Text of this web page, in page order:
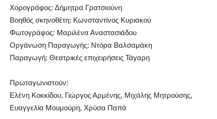
Χορογράφος: Δήμητρα Γρατσιούνη
Βοηθός σκηνοθέτη: Κωνσταντίνος Κυριακού
Φωτογράφος: Μαριλένα Αναστασιάδου
Οργάνωση Παραγωγής: Ντόρα Βαλσαμάκη
Παραγωγή: Θεατρικές επιχειρήσεις Τάγαρη
Πρωταγωνιστούν:
Ελένη Κοκκίδου, Γιώργος Αρμένης, Μιχάλης Μητρούσης,
Ευαγγελία Μουμούρη, Χρύσα Παπά